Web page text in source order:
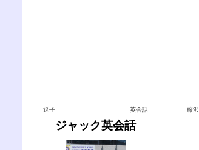
逗子 英会話
ジャック英会話
藤沢